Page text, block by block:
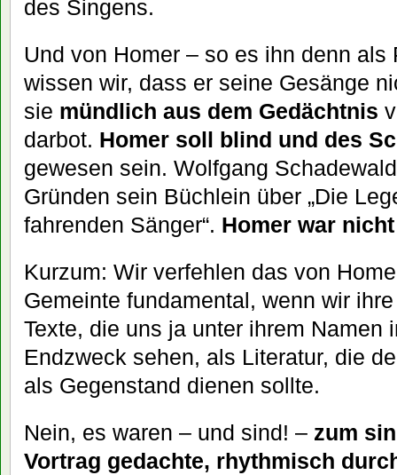
des Singens.
Und von Homer – so es ihn denn als
wissen wir, dass er seine Gesänge
sie mündlich aus dem Gedächtnis
darbot. Homer soll blind und des
gewesen sein. Wolfgang
Gründen sein Büchlein über „Die
fahrenden Sänger“. Homer war
Kurzum: Wir verfehlen das von
Gemeinte fundamental, wenn wir
Texte, die uns ja unter ihrem Namen
Endzweck sehen, als Literatur, die
als Gegenstand dienen sollte.
Nein, es waren – und sind! – zum
Vortrag gedachte, rhythmisch